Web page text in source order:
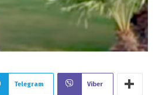
Telegram Viber